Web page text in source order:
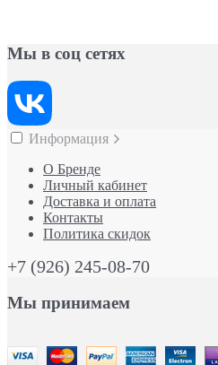
Мы в соц сетях
Информация
О Бренде
Личный кабинет
Доставка и оплата
Контакты
Политика скидок
+7 (926) 245-08-70
Мы принимаем